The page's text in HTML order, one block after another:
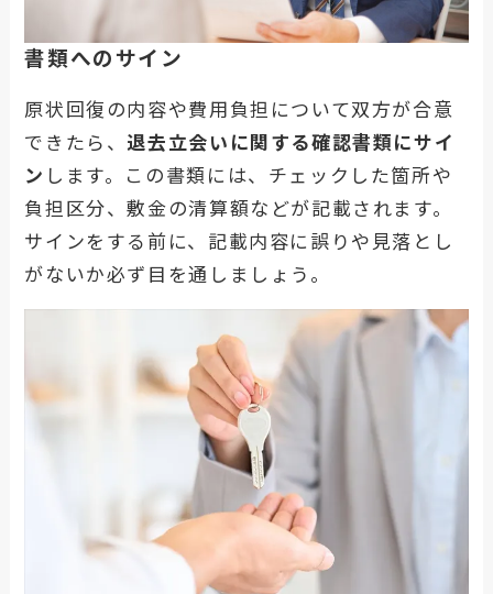
書類へのサイン
原状回復の内容や費用負担について双方が合意
できたら、退去立会いに関する確認書類にサイ
ン します。この書類には、チェックした箇所や
負担区分、敷金の清算額などが記載されます。
サインをする前に、記載内容に誤りや見落とし
がないか必ず目を通しましょう。